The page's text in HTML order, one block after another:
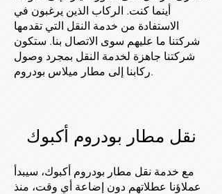
أينما كنت. الركاب الذين يرغبون في
الاستفادة من خدمة النقل التي تقدمها
شركتنا ما عليهم سوى الاتصال بنا. ستكون
شركتنا جاهزة لخدمة النقل بمجرد وصول
ركابنا إلى مطار ميلاس بودروم.
نقل مطار بودروم أكبوك
مع خدمة نقل مطار بودروم أكبوك، سيبدأ
عملاؤنا عطلاتهم دون إضاعة أي وقت، منذ